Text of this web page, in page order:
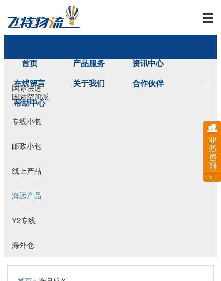
首页 产品服务
资讯中心
在线留言
关于我们
合作伙伴
帮助中心
产品服务
国际快递
国际空加派
专线小包
邮政小包
线上产品
海运产品
Y2专线
海外仓